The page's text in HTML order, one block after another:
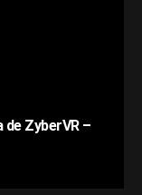
ZyberVR –